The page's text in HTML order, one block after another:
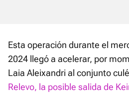
Esta operación durante el
2024 llegó a acelerar, por
Laia Aleixandri al conjunto
Relevo, la posible salida de